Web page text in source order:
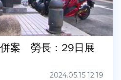
案 勞長：29日展
2024.05.15 12:19